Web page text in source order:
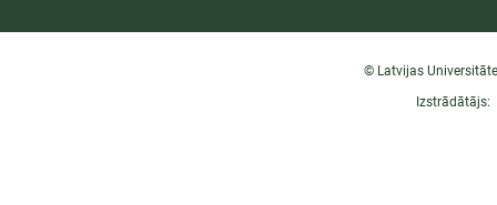
© Latvijas
Izstrādātājs: